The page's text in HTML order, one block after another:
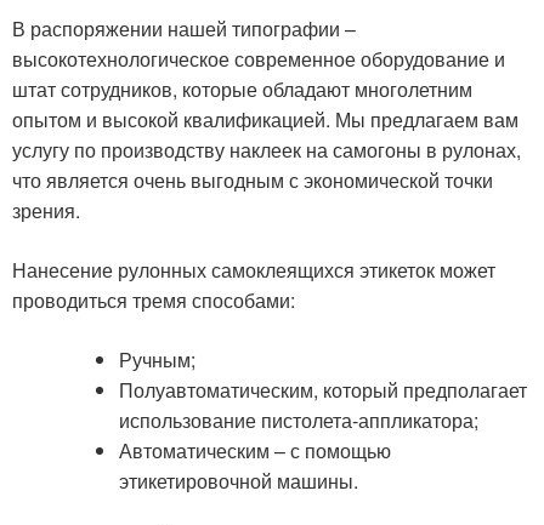
В распоряжении нашей типографии –
высокотехнологическое современное оборудование и
штат сотрудников, которые обладают многолетним
опытом и высокой квалификацией. Мы предлагаем вам
услугу по производству наклеек на самогоны в рулонах,
что является очень выгодным с экономической точки
зрения.
Нанесение рулонных самоклеящихся этикеток может
проводиться тремя способами:
Ручным;
Полуавтоматическим, который предполагает
использование пистолета-аппликатора;
Автоматическим – с помощью
этикетировочной машины.